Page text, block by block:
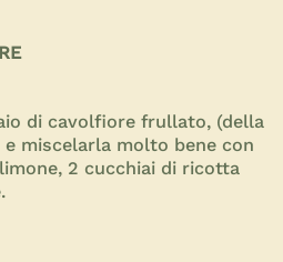
di cavolfiore frullato, (della
miscelarla molto bene con
2 cucchiai di ricotta